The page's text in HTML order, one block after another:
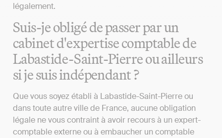
légalement.
Suis-je obligé de passer par un
cabinet d'expertise comptable de
Labastide-Saint-Pierre ou ailleurs
si je suis indépendant ?
Que vous soyez établi à Labastide-Saint-Pierre ou
dans toute autre ville de France, aucune obligation
légale ne vous contraint à avoir recours à un expert-
comptable externe ou à embaucher un comptable